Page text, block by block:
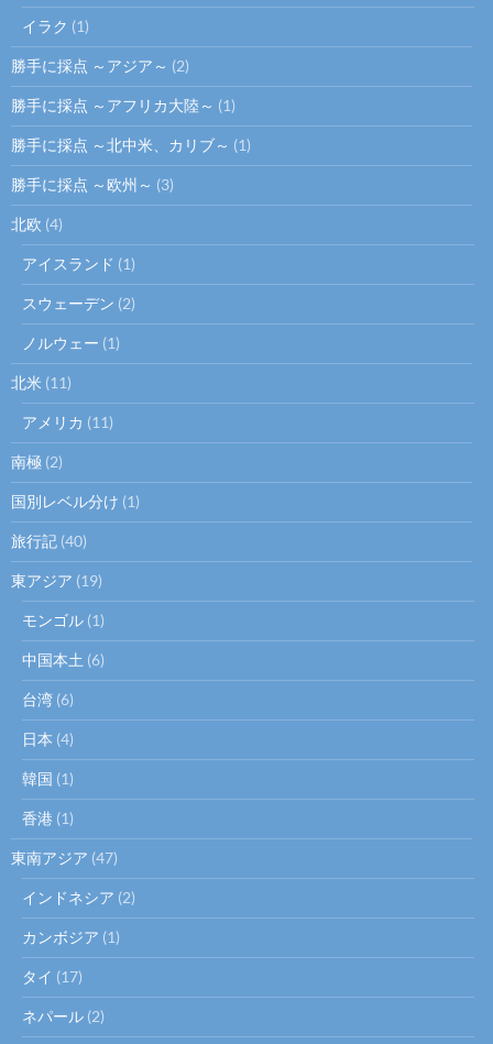
イラク (1)
勝手に採点 ～アジア～ (2)
勝手に採点 ～アフリカ大陸～ (1)
勝手に採点 ～北中米、カリブ～ (1)
勝手に採点 ～欧州～ (3)
北欧 (4)
アイスランド (1)
スウェーデン (2)
ノルウェー (1)
北米 (11)
アメリカ (11)
南極 (2)
国別レベル分け (1)
旅行記 (40)
東アジア (19)
モンゴル (1)
中国本土 (6)
台湾 (6)
日本 (4)
韓国 (1)
香港 (1)
東南アジア (47)
インドネシア (2)
カンボジア (1)
タイ (17)
ネパール (2)